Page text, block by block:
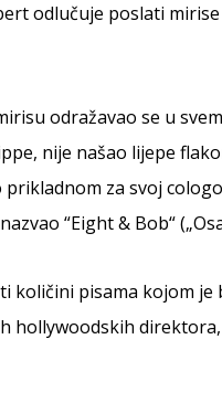
odlučuje poslati
odražavao se u
nije našao lijepe
za svoj
“Eight & Bob“
količini pisama kojom je
hollywoodskih